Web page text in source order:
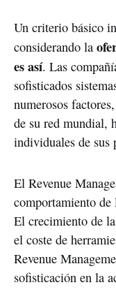
Un criterio básico
considerando la
es así. Las
sofisticados
numerosos
de su red mundial,
individuales de sus
El Revenue
comportamiento
El crecimiento de
el coste de
Revenue
sofisticación en la